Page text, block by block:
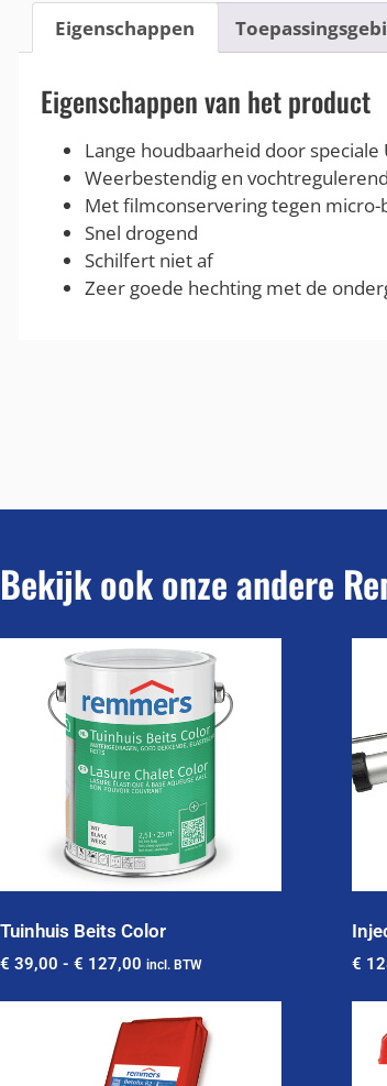
Eigenschappen
Eigenschappen van het product
Lange houdbaarheid door
Weerbestendig en vochtregulerend
Met filmconservering tegen
Snel drogend
Schilfert niet af
Zeer goede hechting met de
Bekijk ook onze andere
Tuinhuis Beits Color
€ 39,00 - € 127,00 incl. BTW €